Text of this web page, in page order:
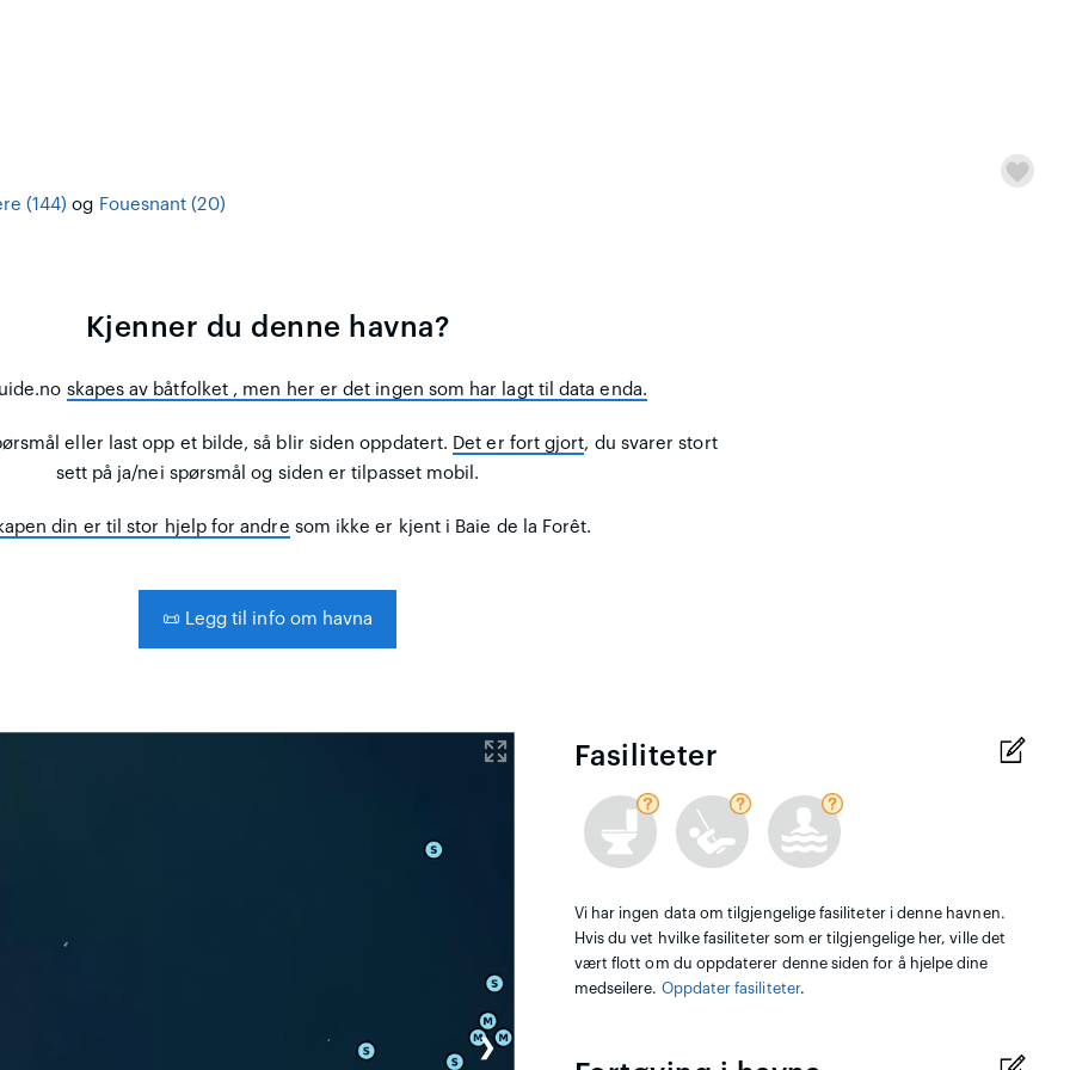
(144) og Fouesnant (20)
Kjenner du denne havna?
skapes av båtfolket , men her er det ingen som har lagt til data enda.
eller last opp et bilde, så blir siden oppdatert. Det er fort gjort, du svarer stort
sett på ja/nei spørsmål og siden er tilpasset mobil.
din er til stor hjelp for andre som ikke er kjent i Baie de la Forêt.
📜 Legg til info om havna
❯
Fasiliteter
Vi har ingen data om tilgjengelige fasiliteter i denne havnen.
Hvis du vet hvilke fasiliteter som er tilgjengelige her, ville det
vært flott om du oppdaterer denne siden for å hjelpe dine
medseilere. Oppdater fasiliteter.